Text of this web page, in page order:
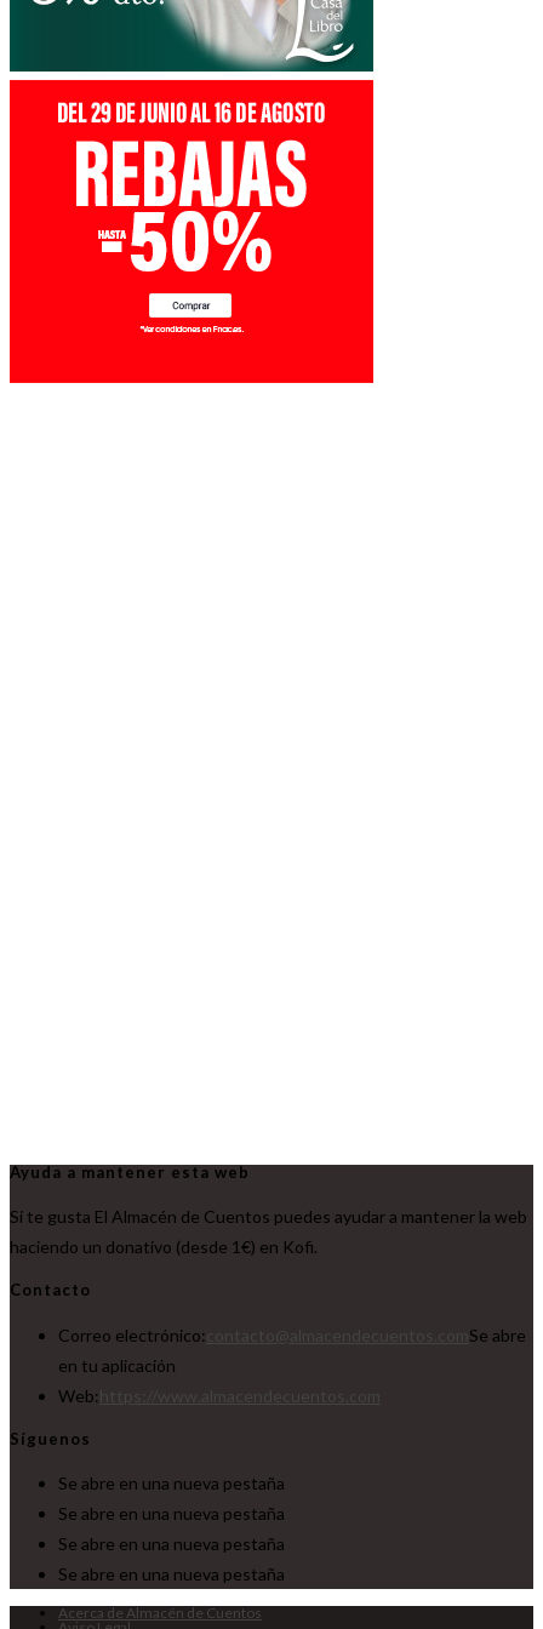
Ayuda a mantener esta web
Si te gusta El Almacén de Cuentos puedes ayudar a mantener la web
haciendo un donativo (desde 1€) en Kofi.
Contacto
Correo electrónico:
Se abre
en tu aplicación
Web:
Síguenos
Se abre en una nueva pestaña
Se abre en una nueva pestaña
Se abre en una nueva pestaña
Se abre en una nueva pestaña
Acerca de Almacén de Cuentos